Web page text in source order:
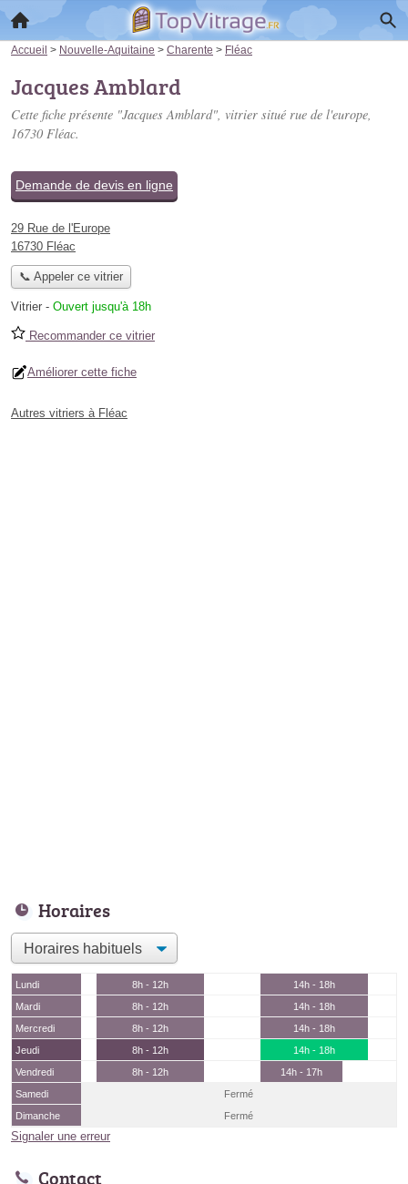
Accueil > Nouvelle-Aquitaine > Charente > Fléac
Jacques Amblard
Cette fiche présente "Jacques Amblard", vitrier situé rue de l'europe,
16730 Fléac.
Demande de devis en ligne
29 Rue de l'Europe
16730 Fléac
📞 Appeler ce vitrier
Vitrier - Ouvert jusqu'à 18h
Recommander ce vitrier
Améliorer cette fiche
Autres vitriers à Fléac
Horaires
Lundi 8h - 12h
14h - 18h
Mardi
8h - 12h
14h - 18h
Mercredi
8h - 12h
14h - 18h
Jeudi
8h - 12h
14h - 18h
Vendredi
8h - 12h
14h - 17h
Samedi
Fermé
Dimanche
Fermé
Signaler une erreur
Contact